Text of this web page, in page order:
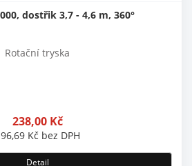
dostřik 3,7 - 4,6 m, 360°
Rotační tryska
238,00 Kč
Kč bez DPH
Detail